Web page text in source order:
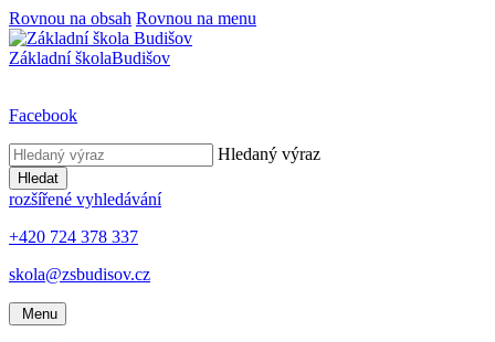
Rovnou na obsah Rovnou na menu
Základní školaBudišov
Facebook
Hledaný výraz
Hledat
rozšířené vyhledávání
+420 724 378 337
skola@zsbudisov.cz
Menu